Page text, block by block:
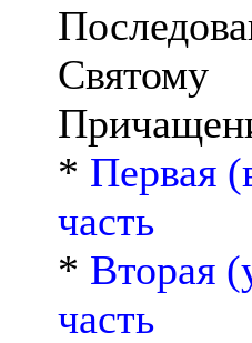
Святому
* Первая
часть
* Вторая
часть